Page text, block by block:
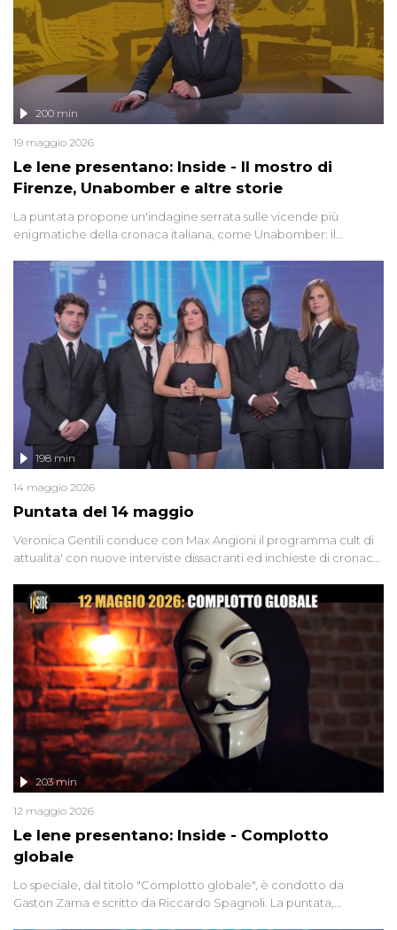
Le Iene presentano: Inside - Il mostro di
Firenze, Unabomber e altre storie
200 min
19 maggio 2026
La puntata propone un'indagine serrata sulle vicende più
enigmatiche della cronaca italiana, come Unabomber: il
'90 e il 2000 che, inquietantemente, potrebbe essere ancora in
libertà. Lo speciale affronta inoltre le zone d'ombra sul Mostro di
Firenze, le cui responsabilità appaiono ancora oggi avvolte in un
groviglio di dubbi mai chiariti. Nel corso dello speciale anche
l'intervista inedita a Olindo Romano, realizzata ne...
Puntata del 14 maggio
198 min
14 maggio 2026
Veronica Gentili conduce con Max Angioni il programma cult di
attualita' con nuove interviste dissacranti ed inchieste di cronaca
Le Iene presentano: Inside - Complotto
globale
203 min
12 maggio 2026
Lo speciale, dal titolo "Complotto globale", è condotto da
Gaston Zama e scritto da Riccardo Spagnoli. La puntata,